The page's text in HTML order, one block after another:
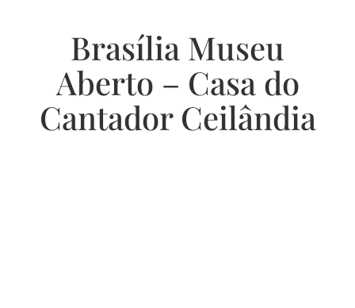
Brasília Museu
Aberto – Casa do
Cantador Ceilândia